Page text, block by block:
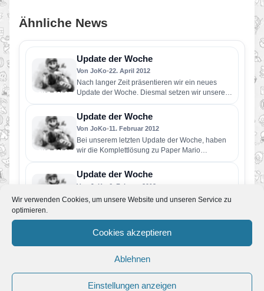
Wir verwenden Cookies, um unsere Website und unseren Service zu
optimieren.
Cookies akzeptieren
Ablehnen
Einstellungen anzeigen
Ähnliche News
Update der Woche
Von JoKo•22. April 2012
Nach langer Zeit präsentieren wir ein neues
Update der Woche. Diesmal setzen wir unsere
Komplettlösung zu Paper Mario…
Update der Woche
Von JoKo•11. Februar 2012
Bei unserem letzten Update der Woche, haben
wir die Komplettlösung zu Paper Mario
begonnen. Diese wollen wir heute…
Update der Woche
Von JoKo 6. Februar 2012
Passend zu unserem 4. Geburtstag, kehrt das
im neuen…
Update der Woche
An diesem Wochenende, haben wir die
verbessert. So können die über 1000
Musikstücke zu Super…